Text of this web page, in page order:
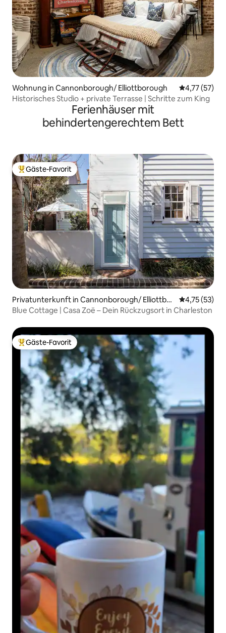
Wohnung in Cannonborough/ Elliottborough
4,77 (57)
Historisches Studio + private Terrasse | Schritte zum King
Ferienhäuser mit
behindertengerechtem Bett
Beliebter Gäste-Favorit.
Gäste-Favorit
Privatunterkunft in Cannonborough/ Elliottbor
ough
4,75 (53)
Blue Cottage | Casa Zoë – Dein Rückzugsort in Charleston
Beliebter Gäste-Favorit.
Gäste-Favorit